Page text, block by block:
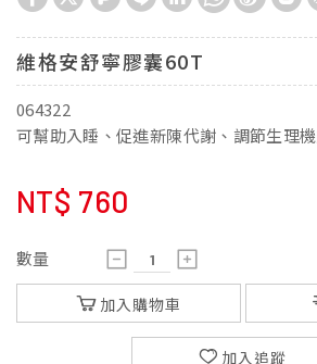
維格安舒寧膠囊60T
064322
可幫助入睡、促進新陳代謝、調節生理機
NT$ 760
數量
加入購物車
加入追蹤